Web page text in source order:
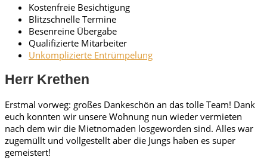
Kostenfreie Besichtigung
Blitzschnelle Termine
Besenreine Übergabe
Qualifizierte Mitarbeiter
Unkomplizierte Entrümpelung
Herr Krethen
Erstmal vorweg: großes Dankeschön an das tolle Team! Dank
euch konnten wir unsere Wohnung nun wieder vermieten
nach dem wir die Mietnomaden losgeworden sind. Alles war
zugemüllt und vollgestellt aber die Jungs haben es super
gemeistert!